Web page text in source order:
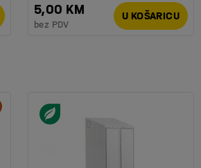
5,00 KM
bez PDV
U KOŠARICU